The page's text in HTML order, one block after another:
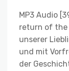
MP3 Audio
return of the
unserer
und mit
der